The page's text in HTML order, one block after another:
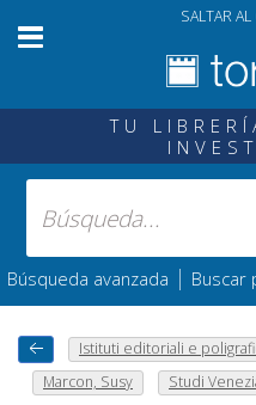
SALTAR
TU
Búsqueda avanzada | Buscar
Istituti editoriali e
Marcon, Susy
Studi